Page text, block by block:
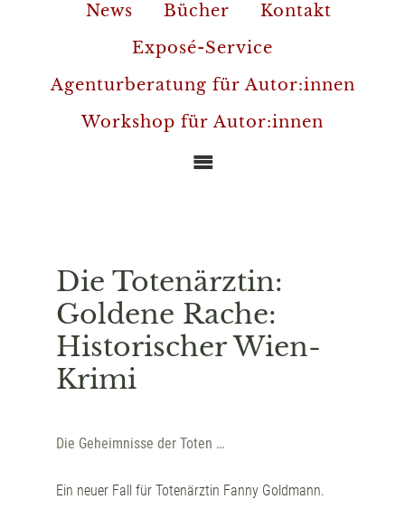
News Bücher
Kontakt
Exposé-Service
Agenturberatung für Autor:innen
Workshop für Autor:innen
Die Totenärztin:
Goldene Rache:
Historischer Wien-
Krimi
Die Geheimnisse der Toten …
Ein neuer Fall für Totenärztin Fanny Goldmann.